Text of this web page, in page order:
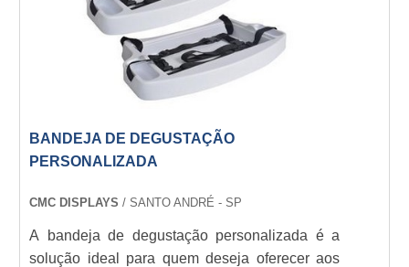
e de qualidade, a lona sp é a melhor opção.
BANDEJA DE DEGUSTAÇÃO
PERSONALIZADA
CMC DISPLAYS/ SANTO ANDRÉ - SP
A bandeja de degustação personalizada é a
solução ideal para quem deseja oferecer aos